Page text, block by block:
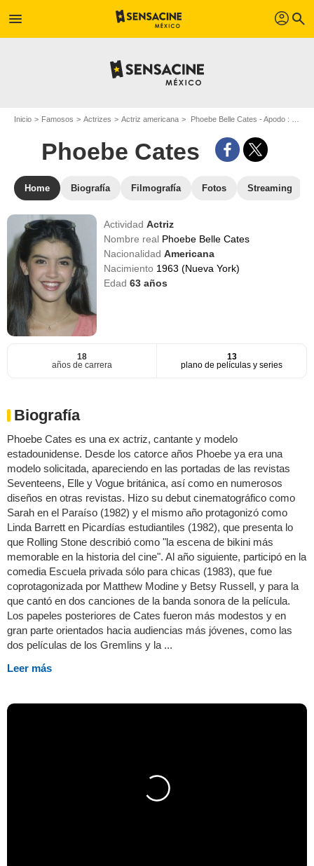
menu profil search
Inicio Famosos Actrizes Actriz americana Phoebe Belle Cates - Apodo : Phoebe Cates
Phoebe Cates
Home Biografía Filmografía Fotos Streaming
ActividadActriz
Nombre real Phoebe Belle Cates
NacionalidadAmericana
Nacimiento 1963 (Nueva York)
Edad63 años
18
años de carrera
13
plano de películas y series
Biografía
Phoebe Cates es una ex actriz, cantante y modelo
estadounidense. Desde los catorce años Phoebe ya era una
modelo solicitada, apareciendo en las portadas de las revistas
Seventeens, Elle y Vogue británica, así como en numerosos
diseños en otras revistas. Hizo su debut cinematográfico como
Sarah en el Paraíso (1982) y el mismo año protagonizó como
Linda Barrett en Picardías estudiantiles (1982), que presenta lo
que Rolling Stone describió como "la escena de bikini más
memorable en la historia del cine". Al año siguiente, participó en la
comedia Escuela privada sólo para chicas (1983), que fue
coprotagonizada por Matthew Modine y Betsy Russell, y para la
que cantó en dos canciones de la banda sonora de la película.
Los papeles posteriores de Cates fueron más modestos y en
gran parte orientados hacia audiencias más jóvenes, como las
dos películas de los Gremlins y la ...
Leer más